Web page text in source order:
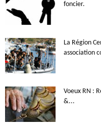
foncier.
La Région
association
Voeux RN :
&...